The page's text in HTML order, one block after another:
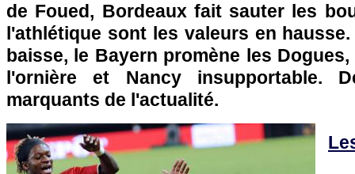
de Foued, Bordeauxfait sauter les
l'athlétique sont les valeurs en
baisse, le Bayern promène les
l'ornière et Nancy insupportable.
marquants de l'actualité.